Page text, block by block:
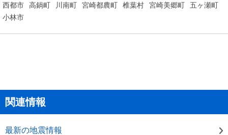
西都市 高鍋町 川南町 宮崎都農町 椎葉村 宮崎美郷町
五ヶ瀬町
小林市
関連情報
最新の地震情報